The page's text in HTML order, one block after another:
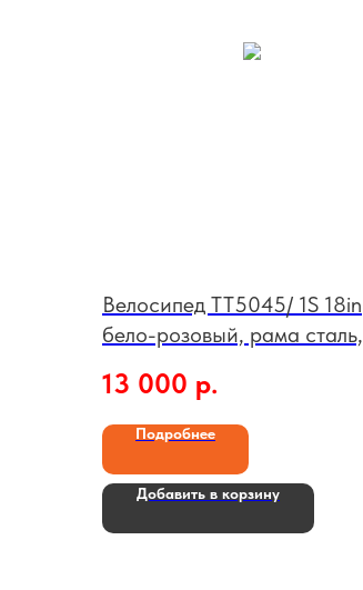
Велосипед TT5045/ 1S 18in
бело-розовый, рама сталь,
макс. нагрузка, кг 50
13 000 р.
Подробнее
Добавить в корзину